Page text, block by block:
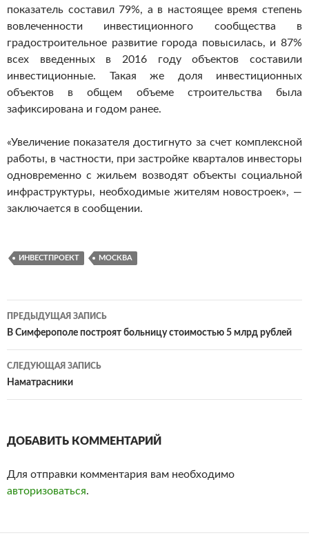
показатель составил 79%, а в настоящее время степень
вовлеченности инвестиционного сообщества в
градостроительное развитие города повысилась, и 87%
всех введенных в 2016 году объектов составили
инвестиционные. Такая же доля инвестиционных
объектов в общем объеме строительства была
зафиксирована и годом ранее.
«Увеличение показателя достигнуто за счет комплексной
работы, в частности, при застройке кварталов инвесторы
одновременно с жильем возводят объекты социальной
инфраструктуры, необходимые жителям новостроек», —
заключается в сообщении.
ИНВЕСТПРОЕКТ МОСКВА
Навигация
по
записям
ПРЕДЫДУЩАЯ ЗАПИСЬ
В Симферополе построят больницу стоимостью 5 млрд рублей‍
СЛЕДУЮЩАЯ ЗАПИСЬ
Наматрасники
ДОБАВИТЬ КОММЕНТАРИЙ
Для отправки комментария вам необходимо
авторизоваться.